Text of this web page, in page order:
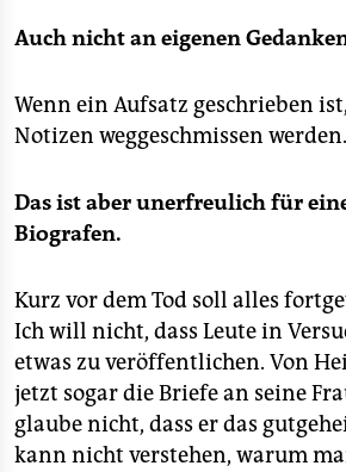
Auch nicht an eigenen
Wenn ein Aufsatz geschrieben
Notizen weggeschmissen werden.
Das ist aber unerfreulich für
Biografen.
Kurz vor dem Tod soll alles
Ich will nicht, dass Leute in
etwas zu veröffentlichen. Von
jetzt sogar die Briefe an seine
glaube nicht, dass er das
kann nicht verstehen, warum